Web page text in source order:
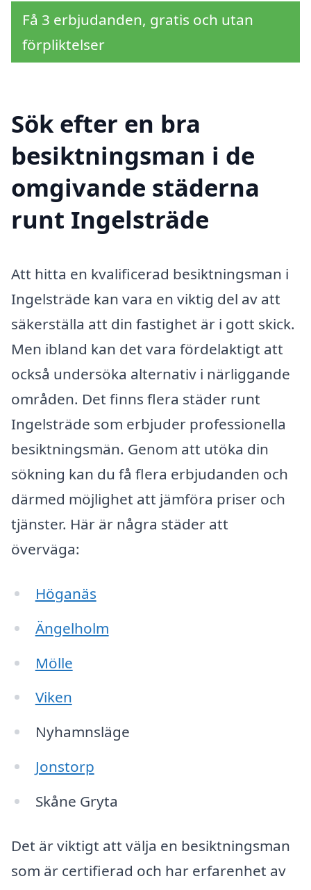
Få 3 erbjudanden, gratis och utan
förpliktelser
Sök efter en bra
besiktningsman i de
omgivande städerna
runt Ingelsträde
Att hitta en kvalificerad besiktningsman i
Ingelsträde kan vara en viktig del av att
säkerställa att din fastighet är i gott skick.
Men ibland kan det vara fördelaktigt att
också undersöka alternativ i närliggande
områden. Det finns flera städer runt
Ingelsträde som erbjuder professionella
besiktningsmän. Genom att utöka din
sökning kan du få flera erbjudanden och
därmed möjlighet att jämföra priser och
tjänster. Här är några städer att
överväga:
Höganäs
Ängelholm
Mölle
Viken
Nyhamnsläge
Jonstorp
Skåne Gryta
Det är viktigt att välja en besiktningsman
som är certifierad och har erfarenhet av